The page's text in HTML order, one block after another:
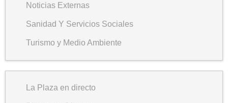
Noticias Externas
Sanidad Y Servicios Sociales
Turismo y Medio Ambiente
La Plaza en directo